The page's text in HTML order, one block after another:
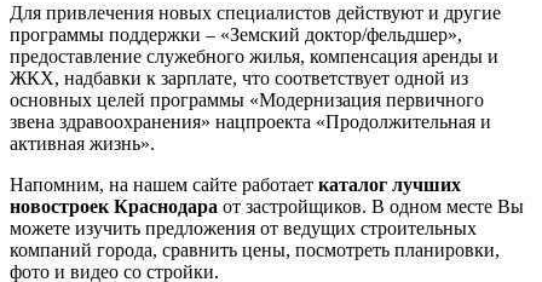
Для привлечения новых специалистов действуют и другие
программы поддержки – «Земский доктор/фельдшер»,
предоставление служебного жилья, компенсация аренды и
ЖКХ, надбавки к зарплате, что соответствует одной из
основных целей программы «Модернизация первичного
звена здравоохранения» нацпроекта «Продолжительная и
активная жизнь».
Напомним, на нашем сайте работает каталог лучших
новостроек Краснодара от застройщиков. В одном месте Вы
можете изучить предложения от ведущих строительных
компаний города, сравнить цены, посмотреть планировки,
фото и видео со стройки.